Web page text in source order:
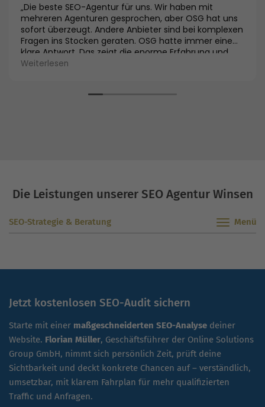
„Die beste SEO-Agentur für uns. Wir haben mit
mehreren Agenturen gesprochen, aber OSG hat uns
sofort überzeugt. Andere Anbieter sind bei komplexen
Fragen ins Stocken geraten. OSG hatte immer eine
klare Antwort. Das zeigt die enorme Erfahrung und
Expertise im Vergleich zu anderen Agenturen. Die
getroffen zu haben.“
Weiterlesen
Die Leistungen unserer SEO Agentur Winsen
SEO-Strategie & Beratung
Jetzt kostenlosen SEO-Audit sichern
Starte mit einer maßgeschneiderten SEO-Analyse deiner
Website. Florian Müller, Geschäftsführer der Online Solutions
Group GmbH, nimmt sich persönlich Zeit, prüft deine
Sichtbarkeit und deckt konkrete Chancen auf – verständlich,
umsetzbar, mit klarem Fahrplan für mehr qualifizierten
Traffic und Anfragen.